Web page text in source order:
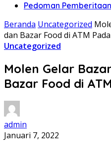
Pedoman
Beranda Uncategorized
dan Bazar Food di ATM
Uncategorized
Molen Gelar
Bazar Food di
admin
Januari 7, 2022